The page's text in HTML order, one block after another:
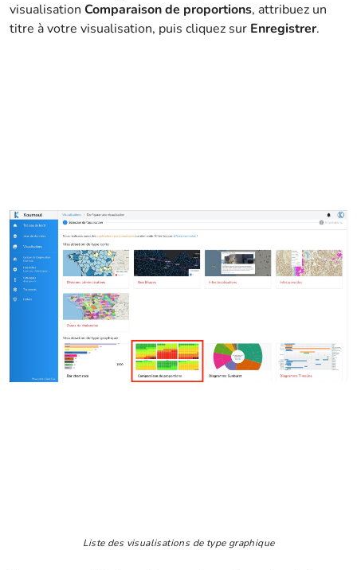
visualisation Comparaison de proportions, attribuez un
titre à votre visualisation, puis cliquez sur Enregistrer.
Liste des visualisations de type graphique